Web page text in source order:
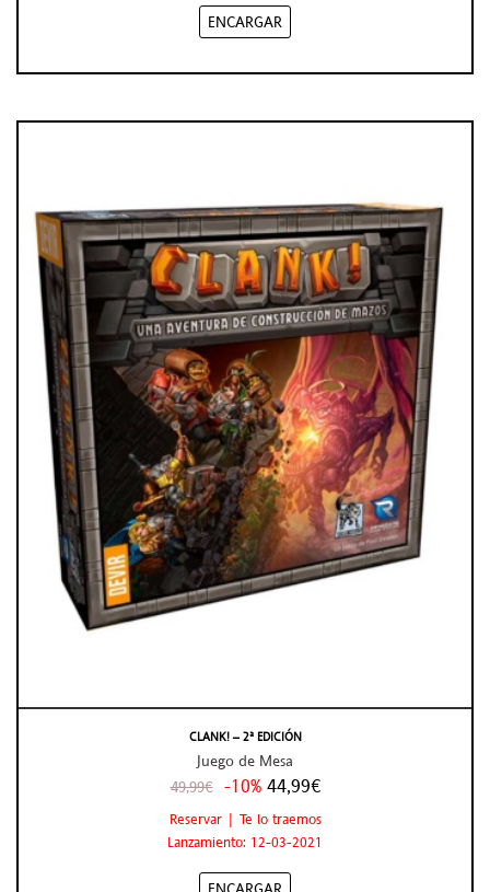
ENCARGAR
CLANK! – 2ª EDICIÓN
Juego de Mesa
49,99€ -10% 44,99€
Reservar | Te lo traemos
Lanzamiento: 12-03-2021